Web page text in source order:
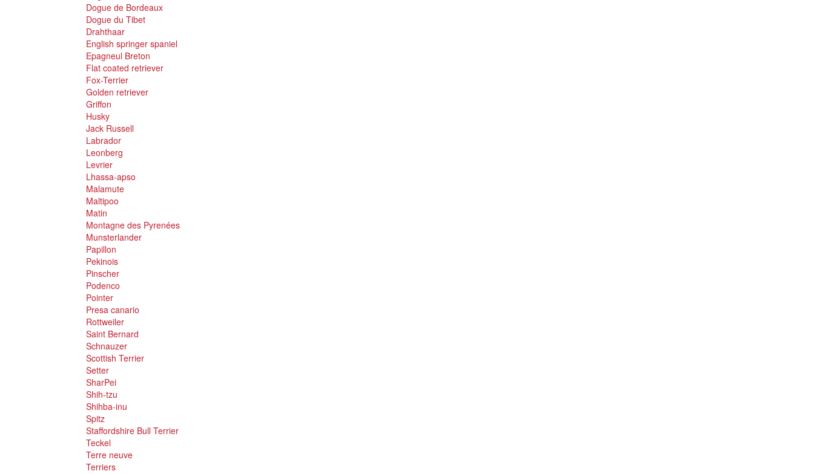
Dogue de Bordeaux
Dogue du Tibet
Drahthaar
English springer spaniel
Epagneul Breton
Flat coated retriever
Fox-Terrier
Golden retriever
Griffon
Husky
Jack Russell
Labrador
Leonberg
Levrier
Lhassa-apso
Malamute
Maltipoo
Matin
Montagne des Pyrenées
Munsterlander
Papillon
Pekinois
Pinscher
Podenco
Pointer
Presa canario
Rottweiler
Saint Bernard
Schnauzer
Scottish Terrier
Setter
SharPei
Shih-tzu
Shihba-inu
Spitz
Staffordshire Bull Terrier
Teckel
Terre neuve
Terriers